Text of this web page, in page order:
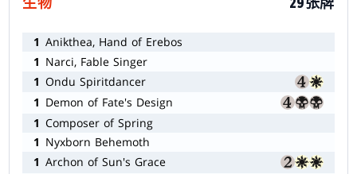
生物 29张牌
1 Anikthea, Hand of Erebos
1 Narci, Fable Singer
1 Ondu Spiritdancer
1 Demon of Fate's Design
1 Composer of Spring
1 Nyxborn Behemoth
1 Archon of Sun's Grace